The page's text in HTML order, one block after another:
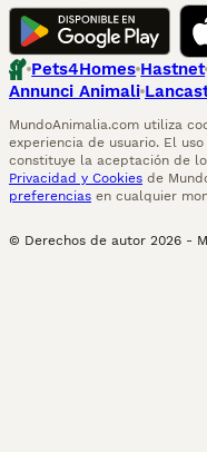
Pets4Homes Hastnet
Annunci Animali
MundoAnimalia.com utiliza
experiencia de usuario. El
constituye la aceptación de
Privacidad y Cookies de
preferencias en cualquier
© Derechos de autor 2026 -